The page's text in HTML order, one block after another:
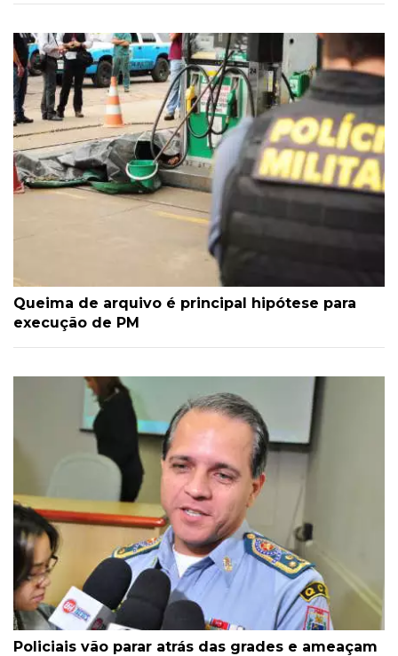
Queima de arquivo é principal hipótese para
execução de PM
Policiais vão parar atrás das grades e ameaçam